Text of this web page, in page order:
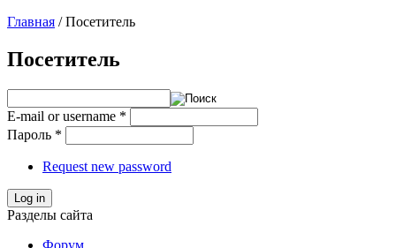
Главная / Посетитель
Посетитель
E-mail or username *
Пароль *
Request new password
Log in
Разделы сайта
Форум